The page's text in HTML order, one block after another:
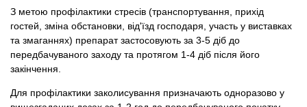
З метою профілактики стресів (транспортування, прихід
гостей, зміна обстановки, від'їзд господаря, участь у виставках
та змаганнях) препарат застосовують за 3-5 діб до
передбачуваного заходу та протягом 1-4 діб після його
закінчення.
Для профілактики заколисування призначають одноразово у